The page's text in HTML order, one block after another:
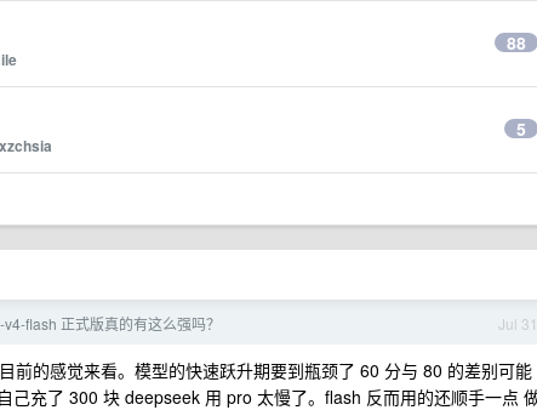
88
xzchsia
5
Jul 31
flash 正式版真的有这么强吗？
前的感觉来看。模型的快速跃升期要到瓶颈了 60 分与 80 的差别可能
己充了 300 块 deepseek 用 pro 太慢了。flash 反而用的还顺手一点